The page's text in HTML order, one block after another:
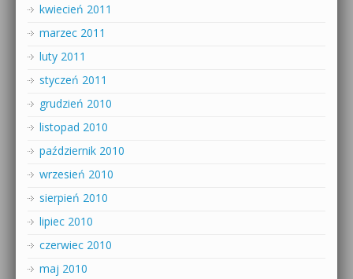
kwiecień 2011
marzec 2011
luty 2011
styczeń 2011
grudzień 2010
listopad 2010
październik 2010
wrzesień 2010
sierpień 2010
lipiec 2010
czerwiec 2010
maj 2010